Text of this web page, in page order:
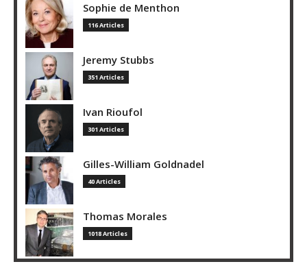
Sophie de Menthon
116 Articles
Jeremy Stubbs
351 Articles
Ivan Rioufol
301 Articles
Gilles-William Goldnadel
40 Articles
Thomas Morales
1018 Articles